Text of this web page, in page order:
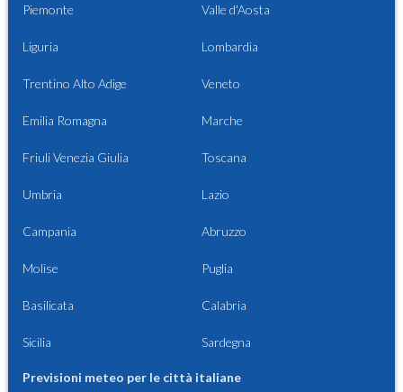
Piemonte Valle d'Aosta
Liguria Lombardia
Trentino Alto Adige Veneto
Emilia Romagna Marche
Friuli Venezia Giulia Toscana
Umbria Lazio
Campania Abruzzo
Molise Puglia
Basilicata Calabria
Sicilia Sardegna
Previsioni meteo per le città italiane